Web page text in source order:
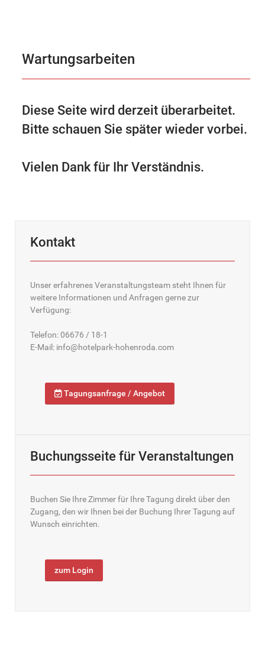
Wartungsarbeiten
Diese Seite wird derzeit überarbeitet.
Bitte schauen Sie später wieder vorbei.
Vielen Dank für Ihr Verständnis.
Kontakt
Unser erfahrenes Veranstaltungsteam steht Ihnen für
weitere Informationen und Anfragen gerne zur
Verfügung:
Telefon: 06676 / 18-1
E-Mail: info@hotelpark-hohenroda.com
Tagungsanfrage / Angebot
Buchungsseite für Veranstaltungen
Buchen Sie Ihre Zimmer für Ihre Tagung direkt über den
Zugang, den wir Ihnen bei der Buchung Ihrer Tagung auf
Wunsch einrichten.
zum Login